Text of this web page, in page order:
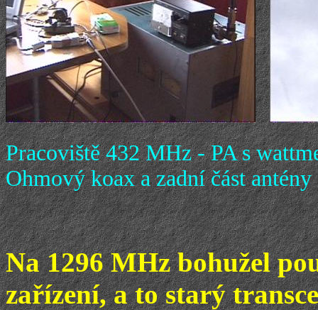
Pracoviště 432 MHz - PA s
Ohmový koax a zadní část
Na 1296 MHz bohužel
zařízení, a to starý